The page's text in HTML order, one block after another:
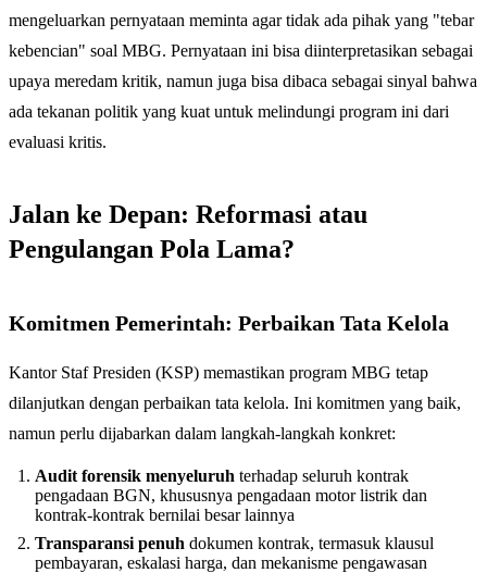
mengeluarkan pernyataan meminta agar tidak ada pihak yang "tebar
kebencian" soal MBG. Pernyataan ini bisa diinterpretasikan sebagai
upaya meredam kritik, namun juga bisa dibaca sebagai sinyal bahwa
ada tekanan politik yang kuat untuk melindungi program ini dari
evaluasi kritis.
Jalan ke Depan: Reformasi atau
Pengulangan Pola Lama?
Komitmen Pemerintah: Perbaikan Tata Kelola
Kantor Staf Presiden (KSP) memastikan program MBG tetap
dilanjutkan dengan perbaikan tata kelola. Ini komitmen yang baik,
namun perlu dijabarkan dalam langkah-langkah konkret:
Audit forensik menyeluruh terhadap seluruh kontrak
pengadaan BGN, khususnya pengadaan motor listrik dan
kontrak-kontrak bernilai besar lainnya
Transparansi penuh dokumen kontrak, termasuk klausul
pembayaran, eskalasi harga, dan mekanisme pengawasan